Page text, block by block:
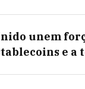
unem
e a